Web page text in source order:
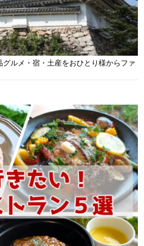
グルメ・宿・土産をおひとり様からファ